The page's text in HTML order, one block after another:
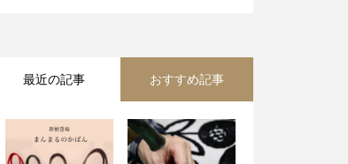
最近の記事 おすすめ記事